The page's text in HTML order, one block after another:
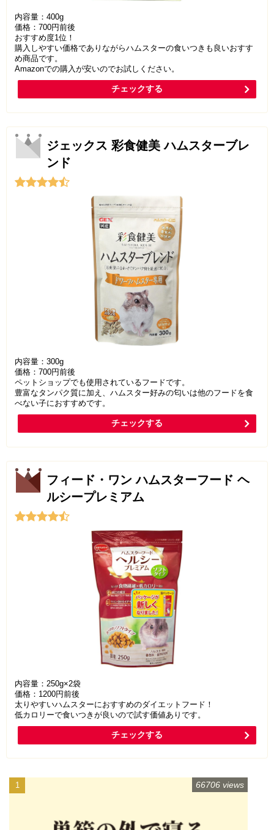
内容量：400g
価格：700円前後
おすすめ度1位！
購入しやすい価格でありながらハムスターの食いつきも良いおすす
め商品です。
Amazonでの購入が安いのでお試しください。
チェックする
ジェックス 彩食健美 ハムスターブレ
ンド
内容量：300g
価格：700円前後
ペットショップでも使用されているフードです。
豊富なタンパク質に加え、ハムスター好みの匂いは他のフードを食
べない子におすすめです。
チェックする
フィード・ワン ハムスターフード ヘ
ルシープレミアム
内容量：250g×2袋
価格：1200円前後
太りやすいハムスターにおすすめのダイエットフード！
低カロリーで食いつきが良いので試す価値ありです。
チェックする
66706 views